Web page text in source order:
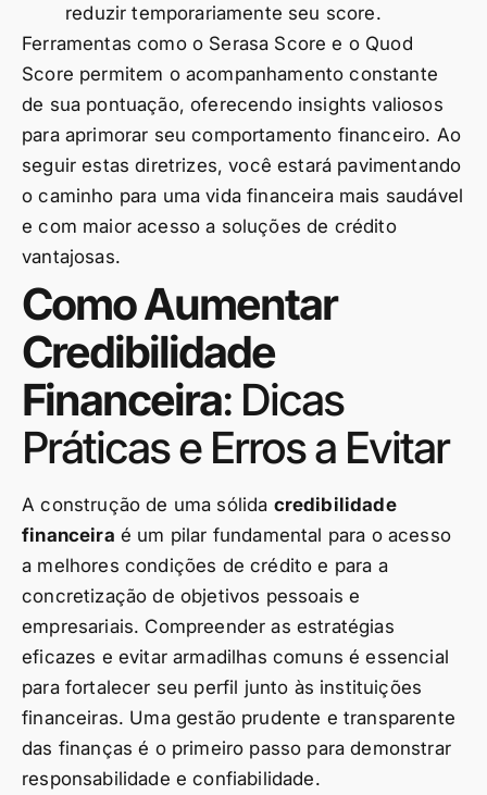
reduzir temporariamente seu score.
Ferramentas como o Serasa Score e o Quod
Score permitem o acompanhamento constante
de sua pontuação, oferecendo insights valiosos
para aprimorar seu comportamento financeiro. Ao
seguir estas diretrizes, você estará pavimentando
o caminho para uma vida financeira mais saudável
e com maior acesso a soluções de crédito
vantajosas.
Como Aumentar
Credibilidade
Financeira: Dicas
Práticas e Erros a Evitar
A construção de uma sólida credibilidade
financeira é um pilar fundamental para o acesso
a melhores condições de crédito e para a
concretização de objetivos pessoais e
empresariais. Compreender as estratégias
eficazes e evitar armadilhas comuns é essencial
para fortalecer seu perfil junto às instituições
financeiras. Uma gestão prudente e transparente
das finanças é o primeiro passo para demonstrar
responsabilidade e confiabilidade.